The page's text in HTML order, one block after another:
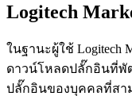
Logitech
ในฐานะผู้ใช้ Logitech
ดาวน์โหลดปลั๊กอินที่พัฒ
ปลั๊กอินของบุคคลที่สาม